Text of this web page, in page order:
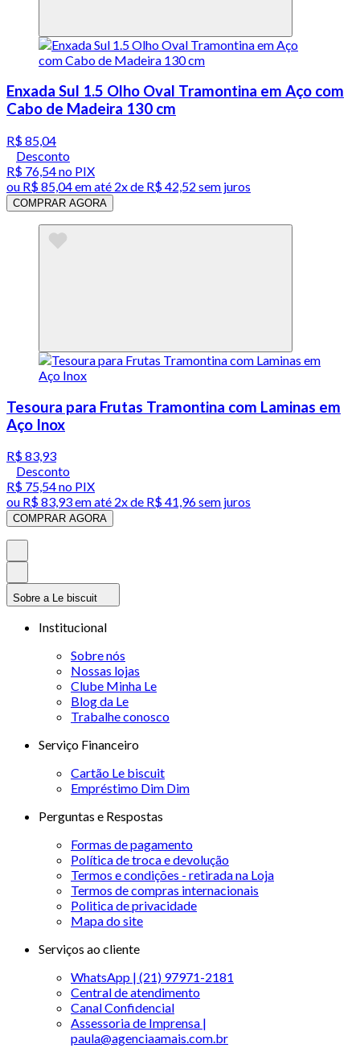
Enxada Sul 1.5 Olho Oval Tramontina em Aço com
Cabo de Madeira 130 cm
R$ 85,04
Desconto
R$ 76,54no PIX
ou R$ 85,04em até 2x de R$ 42,52 sem juros
COMPRAR AGORA
Tesoura para Frutas Tramontina com Laminas em
Aço Inox
R$ 83,93
Desconto
R$ 75,54no PIX
ou R$ 83,93em até 2x de R$ 41,96 sem juros
COMPRAR AGORA
Sobre a Le biscuit
Institucional
Sobre nós
Nossas lojas
Clube Minha Le
Blog da Le
Trabalhe conosco
Serviço Financeiro
Cartão Le biscuit
Empréstimo Dim Dim
Perguntas e Respostas
Formas de pagamento
Política de troca e devolução
Termos e condições - retirada na Loja
Termos de compras internacionais
Politica de privacidade
Mapa do site
Serviços ao cliente
WhatsApp | (21) 97971-2181
Central de atendimento
Canal Confidencial
Assessoria de Imprensa |
paula@agenciaamais.com.br